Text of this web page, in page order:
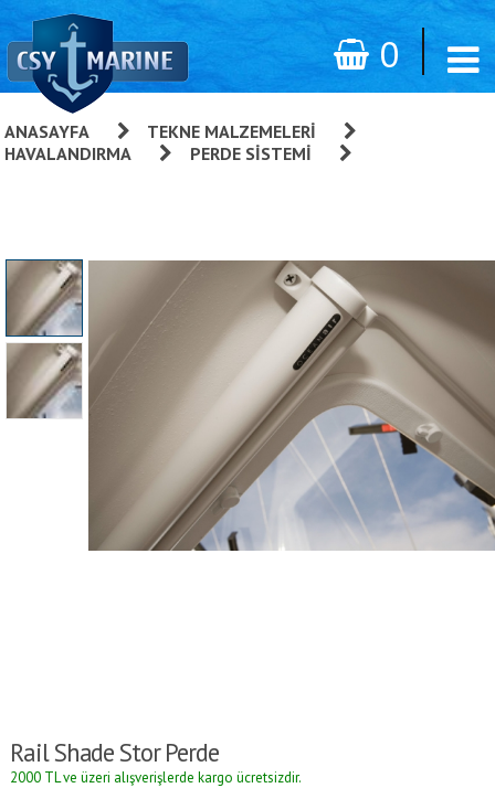
0
ANASAYFA TEKNE MALZEMELERI
HAVALANDIRMA
PERDE SISTEMI
Rail Shade Stor Perde
2000 TL ve üzeri alışverişlerde kargo ücretsizdir.